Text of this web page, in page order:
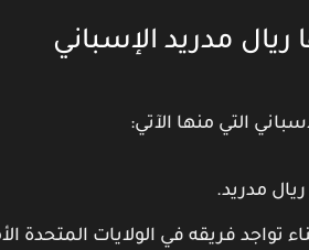
ريال مدريد الإسباني
التي منها الآتي:
مدريد.
فريقه في الولايات المتحدة